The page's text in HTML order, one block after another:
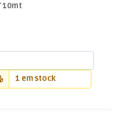
10mt
1 em stock